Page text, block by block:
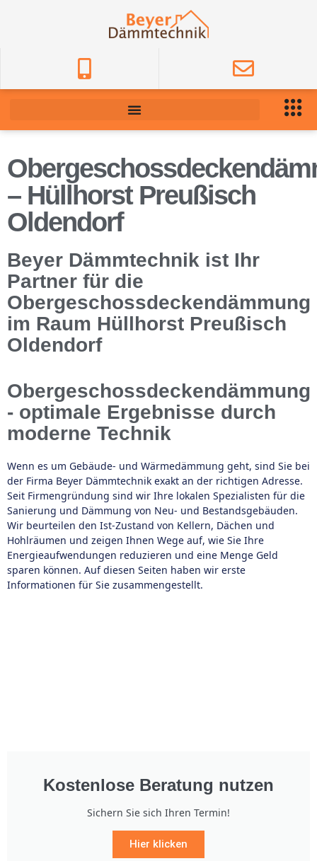
– Hüllhorst Preußisch
Oldendorf
Beyer Dämmtechnik ist Ihr
Partner für die
Obergeschossdeckendämmung
im Raum Hüllhorst Preußisch
Oldendorf
Obergeschossdeckendämmung
- optimale Ergebnisse durch
moderne Technik
Wenn es um Gebäude- und Wärmedämmung geht, sind Sie bei
der Firma Beyer Dämmtechnik exakt an der richtigen Adresse.
Seit Firmengründung sind wir Ihre lokalen Spezialisten für die
Sanierung und Dämmung von Neu- und Bestandsgebäuden.
Wir beurteilen den Ist-Zustand von Kellern, Dächen und
Hohlräumen und zeigen Ihnen Wege auf, wie Sie Ihre
Energieaufwendungen reduzieren und eine Menge Geld
sparen können. Auf diesen Seiten haben wir erste
Informationen für Sie zusammengestellt.
Kostenlose Beratung nutzen
Sichern Sie sich Ihren Termin!
Hier klicken